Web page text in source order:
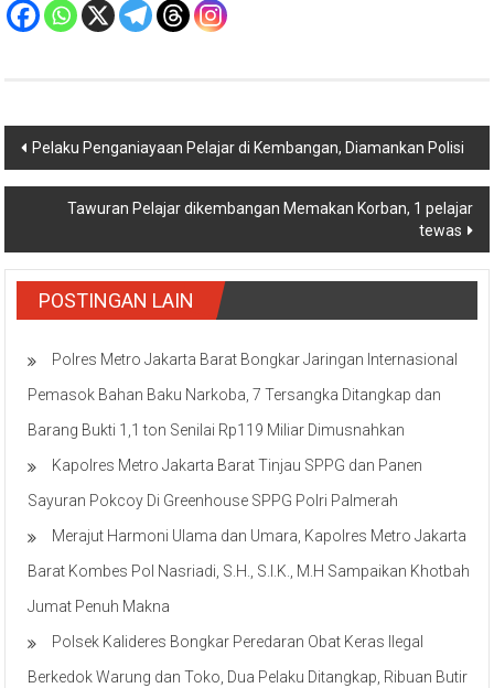
Navigasi
pos
Pelaku Penganiayaan Pelajar di Kembangan, Diamankan Polisi
Tawuran Pelajar dikembangan Memakan Korban, 1 pelajar
tewas
POSTINGAN LAIN
Polres Metro Jakarta Barat Bongkar Jaringan Internasional
Pemasok Bahan Baku Narkoba, 7 Tersangka Ditangkap dan
Barang Bukti 1,1 ton Senilai Rp119 Miliar Dimusnahkan
Kapolres Metro Jakarta Barat Tinjau SPPG dan Panen
Sayuran Pokcoy Di Greenhouse SPPG Polri Palmerah
Merajut Harmoni Ulama dan Umara, Kapolres Metro Jakarta
Barat Kombes Pol Nasriadi, S.H., S.I.K., M.H Sampaikan Khotbah
Jumat Penuh Makna
Polsek Kalideres Bongkar Peredaran Obat Keras Ilegal
Berkedok Warung dan Toko, Dua Pelaku Ditangkap, Ribuan Butir